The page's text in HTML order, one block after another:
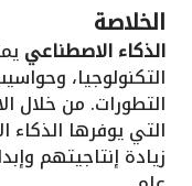
الخلاصة
الذكاء الاصطناعي
التكنولوجيا،
التطورات. من خلال
التي يوفرها
زيادة إنتاجيتهم